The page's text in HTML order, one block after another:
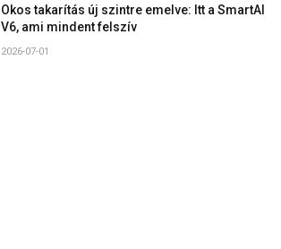
Okos takarítás új szintre emelve: Itt a SmartAI
V6, ami mindent felszív
2026-07-01